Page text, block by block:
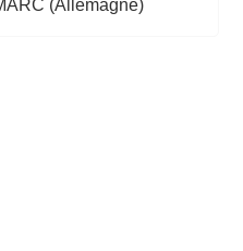
(Allemagne)